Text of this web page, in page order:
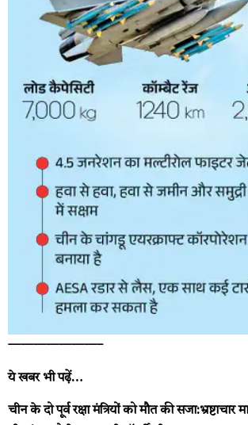
———————–
ये खबर भी पढ़ें…
चीन के दो पूर्व रक्षा मंत्रियों को मौत की